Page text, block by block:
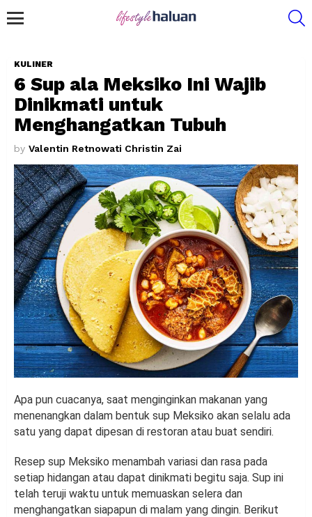
KULINER
6 Sup ala Meksiko Ini Wajib
Dinikmati untuk
Menghangatkan Tubuh
by Valentin Retnowati Christin Zai
Apa pun cuacanya, saat menginginkan makanan yang
menenangkan dalam bentuk sup Meksiko akan selalu ada
satu yang dapat dipesan di restoran atau buat sendiri.
Resep sup Meksiko menambah variasi dan rasa pada
setiap hidangan atau dapat dinikmati begitu saja. Sup ini
telah teruji waktu untuk memuaskan selera dan
menghangatkan siapapun di malam yang dingin. Berikut